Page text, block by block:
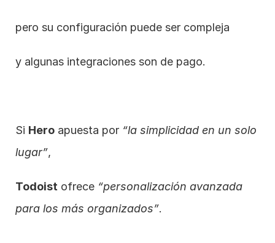
pero su configuración puede ser compleja
y algunas integraciones son de pago.
Si Hero apuesta por “la simplicidad en un solo
lugar”,
Todoist ofrece “personalización avanzada
para los más organizados”.